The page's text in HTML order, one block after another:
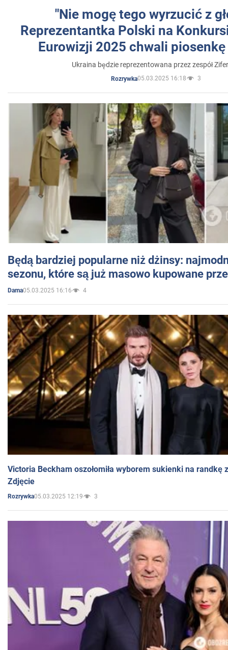
"Nie mogę tego wyrzucić z
Reprezentantka Polski na
Eurowizji 2025 chwali
Ukraina będzie reprezentowana przez zespół
Rozrywka05.03.2025 16:18 3
Będą bardziej popularne niż dżinsy:
sezonu, które są już masowo kupowane
Dama05.03.2025 16:16 4
Victoria Beckham oszołomiła wyborem sukienki na randkę
Zdjęcie
Rozrywka05.03.2025 12:19 3